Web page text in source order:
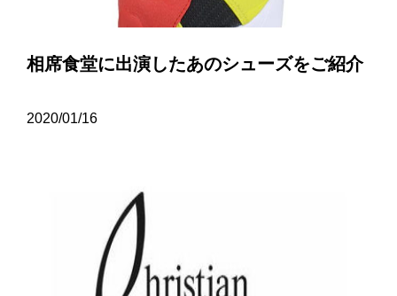
相席食堂に出演したあのシューズをご紹介
2020/01/16